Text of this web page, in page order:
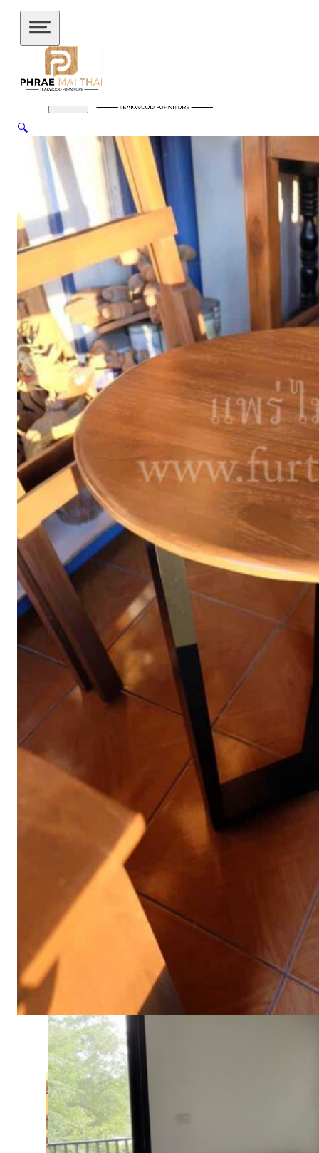
ข้ามไปยังเนื้อหาหลัก
สินค้าของเรา
อัปเดตล่าสุด
ชั้นวางทีวีชั้นวางทีวี ไม้สักโมเดิร์น ชั้นวางทีวี ไม้สักมินิ
มอลชั้นวางของไม้สักชุดกาแฟขาเหล็ก
รับแขกชุดโต๊ะไม้แท้ชุดโต๊ะไม้สัก โมเดิร์น
ชุดโต๊ะไม้สัก มิ
นิมอล ชุดโต๊ะบาร์ชุดโต๊ะอาหารตู้ ตู้เสื้อผ้า
ตู้เสื้อผ้า โมเดิร์น
ตู้รองเท้าตู้หนังสือ / ชั้นวางหนังสือตู้หัวเตียงตู้โชว์ตู้โชว์
ไม้สัก โมเดิร์นประตูประตูไม้สัก โมเดิร์น
ประตูนิรภัยคู่ชอง
แสงประตูบานคู่ประตูบานเฟี้ยม ภาพแกะสลัก
ม้านั่งยาว
หน้าต่างห้องชุดเก้าอี้ เก้าอี้ไม้สัก โมเดิร์น
เก้าอี้ไม้สัก มินิ
มอลเตียงเตียงไม้สัก โมเดิร์น เตียงไม้สัก มินิมอลโซฟา
โซฟาไม้สัก โมเดิร์น
โต๊ะไม้สักโต๊ะกลางโซฟา โต๊ะทำงาน
โต๊ะทํางานไม้สัก โมเดิร์น
โต๊ะทำงานไม้สัก มินิมอล โต๊ะ
ประชุม
โต๊ะวางของโต๊ะหมู่บูชา
โต๊ะกินข้าวไม้สัก
กลม โต๊ะกินข้าวไม้สัก โมเดิร์น โต๊ะกินข้าวไม้สัก มินิมอล
โต๊ะเครื่อง(แป้ง)
ไม้แปรรูป อื่นๆสินค้าทั้งหมด (ALL
PRODUCT)
เกี่ยวกับเรา (ABOUT US)
ประวัติแพร่ไม้ไทย (COMPANY BACKGROUND)
ลูกค้าและพาร์ทเนอร์ (OUR CUSTOMERS)
โรงงานแพร่ไม้ไทย (FACTORY)
ผลงาน (ACHIVEMENT)
รีวิวลูกค้า (REVIEW)
ข่าวสารและบทความ (ARTICLE)
ติดต่อเรา (CONTACT)
คำถามที่พบบ่อย (FAQ)
โพสต์ล่าสุด
21 กรกฎาคม 2025
ทำไมถึงเลือกใช้เตียงไม้สักของ บริษัท
แพร่ไม้ไทยจำกัด
อ่านต่อ
🔍